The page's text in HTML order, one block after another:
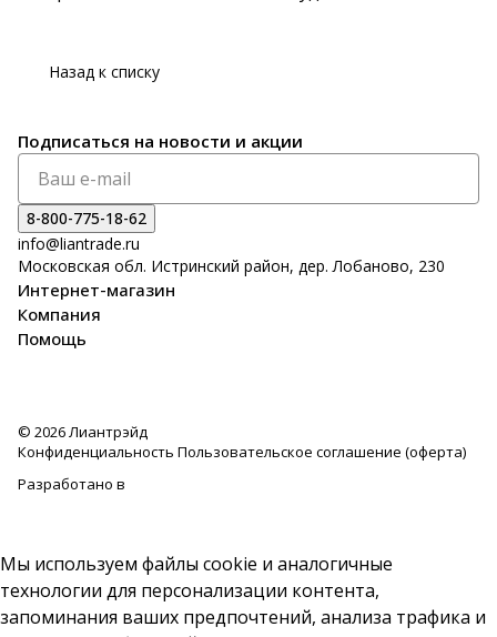
Назад к списку
Подписаться на новости и акции
8-800-775-18-62
info@liantrade.ru
Московская обл. Истринский район, дер. Лобаново, 230
Интернет-магазин
Компания
Помощь
© 2026 Лиантрэйд
Конфиденциальность Пользовательское соглашение (оферта)
Разработано в
Мы используем файлы cookie и аналогичные
технологии для персонализации контента,
запоминания ваших предпочтений, анализа трафика и